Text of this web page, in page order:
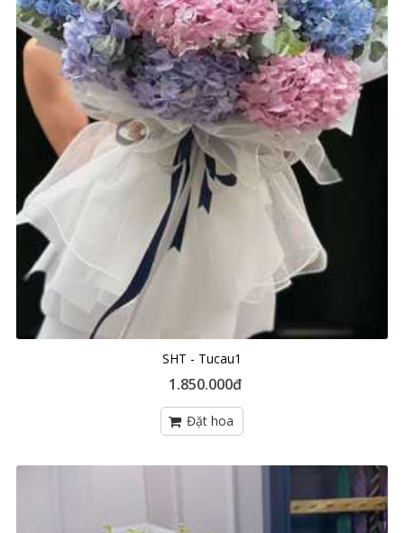
SHT - Tucau1
1.850.000đ